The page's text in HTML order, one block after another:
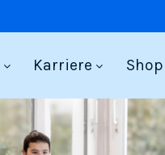
Karriere Shop